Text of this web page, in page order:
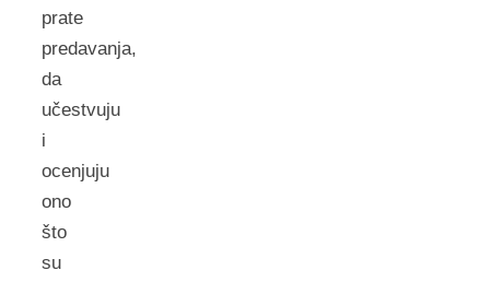
prate
predavanja,
da
učestvuju
i
ocenjuju
ono
što
su